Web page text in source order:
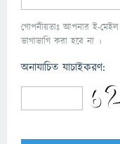
গোপনীয়তাঃ আপনার ই-মেইল
ভাগাভাগি করা হবে না ।
অনাযাচিত যাচাইকরণ: